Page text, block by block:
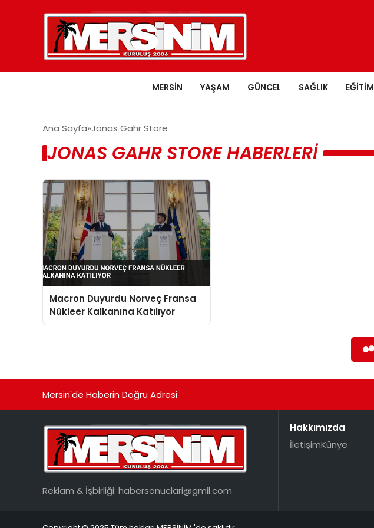
MERSIN YAŞAM GÜNCEL SAĞLIK EĞITIM
Ana Sayfa Jonas Gahr Store
JONAS GAHR STORE HABERLERI
Macron Duyurdu Norveç Fransa
Nükleer Kalkanına Katılıyor
Mersin'de Haberin Doğru Adresi
Reklam & İşbirliği: habersonuclari@gmil.com
Hakkımızda
İletişimKünye